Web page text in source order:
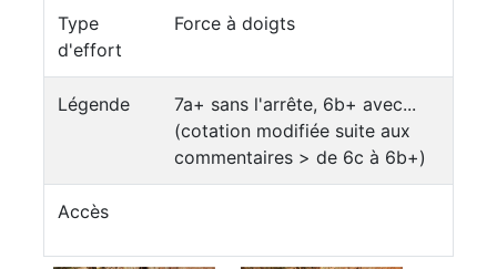
Type
d'effort
Force à doigts
Légende
7a+ sans l'arrête, 6b+ avec...
(cotation modifiée suite aux
commentaires > de 6c à 6b+)
Accès